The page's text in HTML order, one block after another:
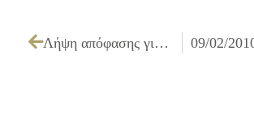
Λήψη απόφασης για εξουσιοδότηση του δικηγόρου του Δήμου κ. Χαράλαμπου Μιχάλη, για παράσταση σε δικαστήριο